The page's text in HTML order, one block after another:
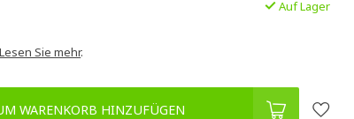
Auf Lager
Lesen Sie mehr.
WARENKORB HINZUFÜGEN